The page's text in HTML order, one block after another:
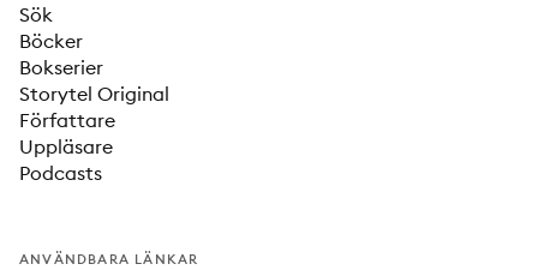
Sök
Böcker
Bokserier
Storytel Original
Författare
Uppläsare
Podcasts
ANVÄNDBARA LÄNKAR